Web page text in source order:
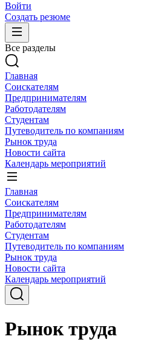
Войти
Создать резюме
Все разделы
Главная
Соискателям
Предпринимателям
Работодателям
Студентам
Путеводитель по компаниям
Рынок труда
Новости сайта
Календарь мероприятий
Главная
Соискателям
Предпринимателям
Работодателям
Студентам
Путеводитель по компаниям
Рынок труда
Новости сайта
Календарь мероприятий
Рынок труда